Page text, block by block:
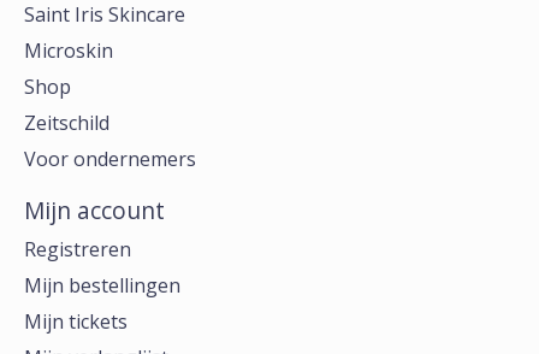
Saint Iris Skincare
Microskin
Shop
Zeitschild
Voor ondernemers
Mijn account
Registreren
Mijn bestellingen
Mijn tickets